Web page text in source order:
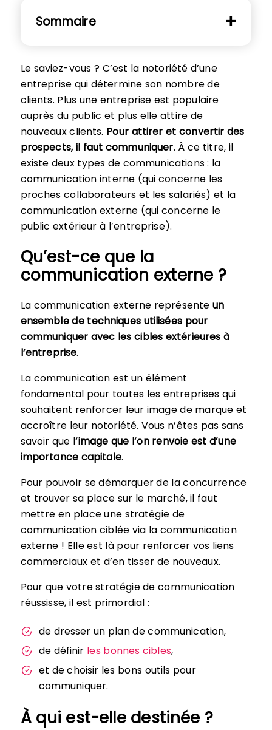
Sommaire
Le saviez-vous ? C’est la notoriété d’une
entreprise qui détermine son nombre de
clients. Plus une entreprise est populaire
auprès du public et plus elle attire de
nouveaux clients. Pour attirer et convertir des
prospects, il faut communiquer. À ce titre, il
existe deux types de communications : la
communication interne (qui concerne les
proches collaborateurs et les salariés) et la
communication externe (qui concerne le
public extérieur à l’entreprise).
Qu’est-ce que la
communication externe ?
La communication externe représente un
ensemble de techniques utilisées pour
communiquer avec les cibles extérieures à
l’entreprise.
La communication est un élément
fondamental pour toutes les entreprises qui
souhaitent renforcer leur image de marque et
accroître leur notoriété. Vous n’êtes pas sans
savoir que l’image que l’on renvoie est d’une
importance capitale.
Pour pouvoir se démarquer de la concurrence
et trouver sa place sur le marché, il faut
mettre en place une stratégie de
communication ciblée via la communication
externe ! Elle est là pour renforcer vos liens
commerciaux et d’en tisser de nouveaux.
Pour que votre stratégie de communication
réussisse, il est primordial :
de dresser un plan de communication,
de définir les bonnes cibles,
et de choisir les bons outils pour
communiquer.
À qui est-elle destinée ?